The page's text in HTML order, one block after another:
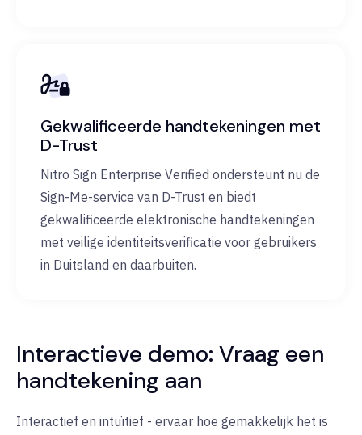
Gekwalificeerde handtekeningen met
D-Trust
Nitro Sign Enterprise Verified ondersteunt nu de
Sign-Me-service van D-Trust en biedt
gekwalificeerde elektronische handtekeningen
met veilige identiteitsverificatie voor gebruikers
in Duitsland en daarbuiten.
Interactieve demo: Vraag een
handtekening aan
Interactief en intuïtief - ervaar hoe gemakkelijk het is